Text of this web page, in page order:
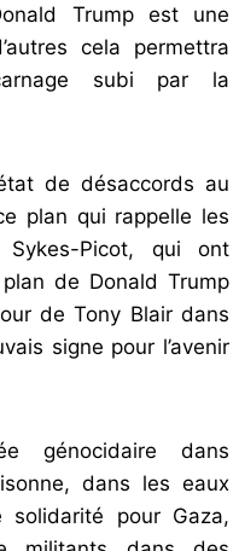
Trump est une
cela permettra
carnage subi par la
de désaccords au
plan qui rappelle les
Sykes-Picot, qui ont
de Donald Trump
de Tony Blair dans
signe pour l’avenir
génocidaire dans
dans les eaux
pour Gaza,